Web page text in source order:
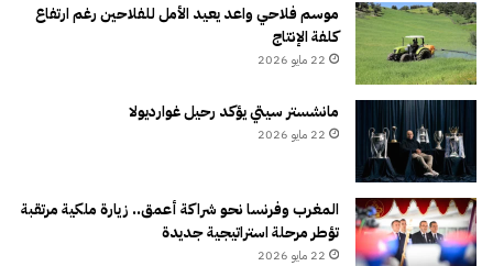
موسم فلاحي واعد يعيد الأمل للفلاحين رغم ارتفاع
كلفة الإنتاج
22 مايو 2026
مانشستر سيتي يؤكد رحيل غوارديولا
22 مايو 2026
المغرب وفرنسا نحو شراكة أعمق.. زيارة ملكية مرتقبة
تؤطر مرحلة استراتيجية جديدة
22 مايو 2026